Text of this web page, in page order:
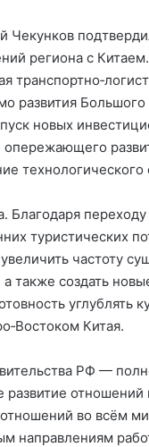
Чекунков
региона с
развития Большого
новых
технологического
Благодаря
туристических
частоту
также создать
углублять
Китая.
РФ —
развитие
во всём
направлениям